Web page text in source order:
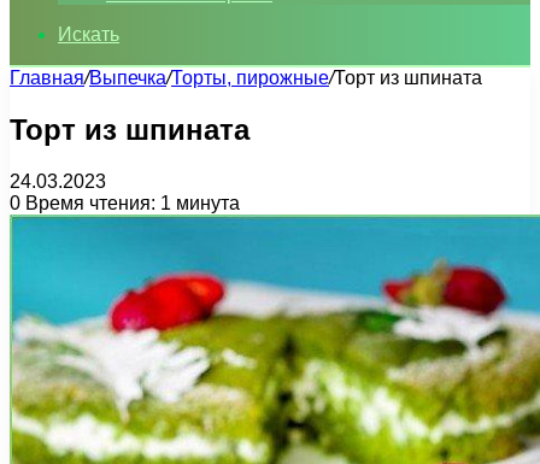
Искать
Главная/Выпечка/Торты, пирожные/Торт из шпината
Торт из шпината
24.03.2023
0 Время чтения: 1 минута